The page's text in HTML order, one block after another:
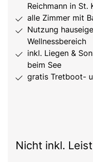
Reichmann in St.
alle Zimmer mit
Nutzung
Wellnessbereich
inkl. Liegen &
beim See
gratis Tretboot-
Nicht inkl.